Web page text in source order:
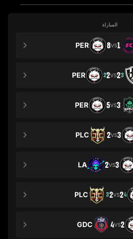
المباراة
1
VS
8
PER
3
2
VS
2
2
PER
3
VS
5
PER
3
VS
2
PLC
3
VS
2
LA
4
2
VS
2
3
PLC
2
VS
4
GDC